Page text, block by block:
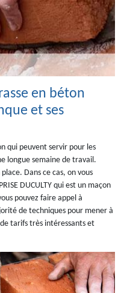
en béton
et ses
qui peuvent servir pour les
longue semaine de travail.
Dans ce cas, on vous
DUCULTY qui est un maçon
pouvez faire appel à
de techniques pour mener à
tarifs très intéressants et